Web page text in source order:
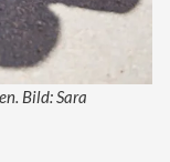
Bild: Sara